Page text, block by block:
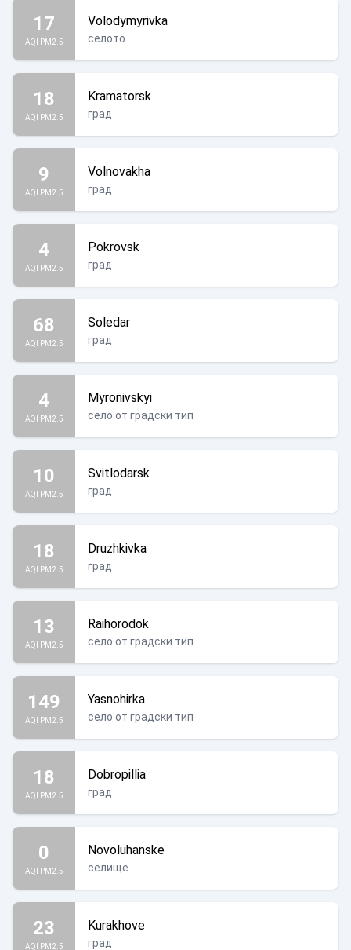
17
AQI PM2.5
Volodymyrivka
селото
18
AQI PM2.5
Kramatorsk
град
9
AQI PM2.5
Volnovakha
град
4
AQI PM2.5
Pokrovsk
град
68
AQI PM2.5
Soledar
град
4
AQI PM2.5
Myronivskyi
село от градски тип
10
AQI PM2.5
Svitlodarsk
град
18
AQI PM2.5
Druzhkivka
град
13
AQI PM2.5
Raihorodok
село от градски тип
149
AQI PM2.5
Yasnohirka
село от градски тип
18
AQI PM2.5
Dobropillia
град
0
AQI PM2.5
Novoluhanske
селище
23
AQI PM2.5
Kurakhove
град